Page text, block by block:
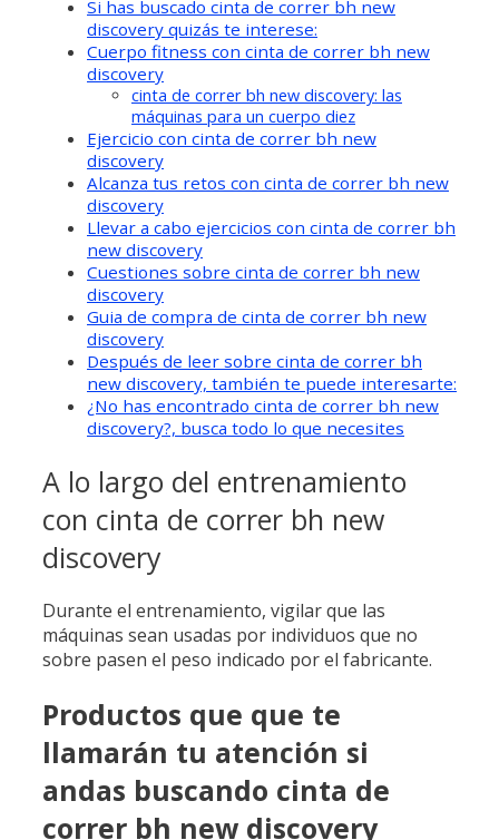
Si has buscado cinta de correr bh new
discovery quizás te interese:
Cuerpo fitness con cinta de correr bh new
discovery
cinta de correr bh new discovery: las
máquinas para un cuerpo diez
Ejercicio con cinta de correr bh new
discovery
Alcanza tus retos con cinta de correr bh new
discovery
Llevar a cabo ejercicios con cinta de correr bh
new discovery
Cuestiones sobre cinta de correr bh new
discovery
Guia de compra de cinta de correr bh new
discovery
Después de leer sobre cinta de correr bh
new discovery, también te puede interesarte:
¿No has encontrado cinta de correr bh new
discovery?, busca todo lo que necesites
A lo largo del entrenamiento
con cinta de correr bh new
discovery
Durante el entrenamiento, vigilar que las
máquinas sean usadas por individuos que no
sobre pasen el peso indicado por el fabricante.
Productos que que te
llamarán tu atención si
andas buscando cinta de
correr bh new discovery